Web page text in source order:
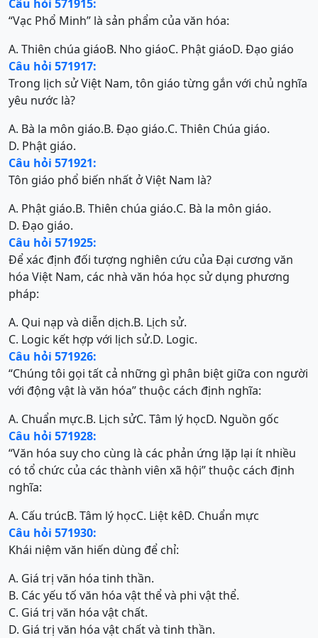
Câu hỏi 571915:
“Vạc Phổ Minh” là sản phẩm của văn hóa:
A. Thiên chúa giáoB. Nho giáoC. Phật giáoD. Đạo giáo
Câu hỏi 571917:
Trong lịch sử Việt Nam, tôn giáo từng gắn với chủ nghĩa
yêu nước là?
A. Bà la môn giáo.B. Đạo giáo.C. Thiên Chúa giáo.
D. Phật giáo.
Câu hỏi 571921:
Tôn giáo phổ biến nhất ở Việt Nam là?
A. Phật giáo.B. Thiên chúa giáo.C. Bà la môn giáo.
D. Đạo giáo.
Câu hỏi 571925:
Để xác định đối tượng nghiên cứu của Đại cương văn
hóa Việt Nam, các nhà văn hóa học sử dụng phương
pháp:
A. Qui nạp và diễn dịch.B. Lịch sử.
C. Logic kết hợp với lịch sử.D. Logic.
Câu hỏi 571926:
“Chúng tôi gọi tất cả những gì phân biệt giữa con người
với động vật là văn hóa” thuộc cách định nghĩa:
A. Chuẩn mực.B. Lịch sửC. Tâm lý họcD. Nguồn gốc
Câu hỏi 571928:
“Văn hóa suy cho cùng là các phản ứng lặp lại ít nhiều
có tổ chức của các thành viên xã hội” thuộc cách định
nghĩa:
A. Cấu trúcB. Tâm lý họcC. Liệt kêD. Chuẩn mực
Câu hỏi 571930:
Khái niệm văn hiến dùng để chỉ:
A. Giá trị văn hóa tinh thần.
B. Các yếu tố văn hóa vật thể và phi vật thể.
C. Giá trị văn hóa vật chất.
D. Giá trị văn hóa vật chất và tinh thần.